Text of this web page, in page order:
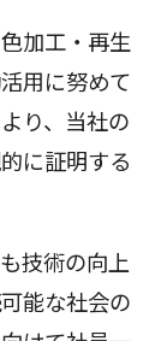
加工・再生
用に努めて
り、当社の
に証明する
技術の向上
能な社会の